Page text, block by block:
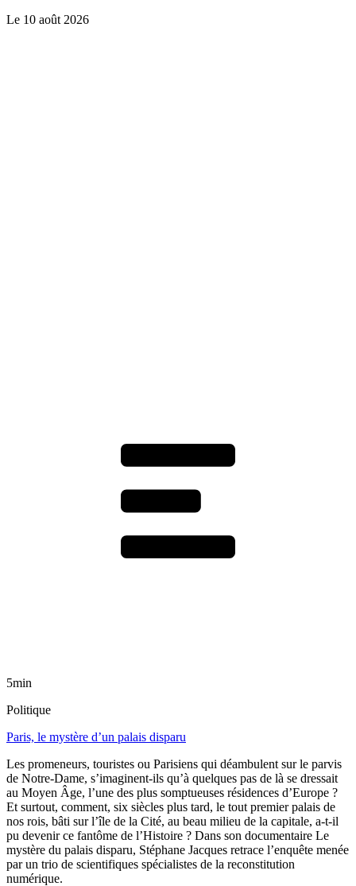
Le 10 août 2026
5min
Politique
Paris, le mystère d’un palais disparu
Les promeneurs, touristes ou Parisiens qui déambulent sur le parvis
de Notre-Dame, s’imaginent-ils qu’à quelques pas de là se dressait
au Moyen Âge, l’une des plus somptueuses résidences d’Europe ?
Et surtout, comment, six siècles plus tard, le tout premier palais de
nos rois, bâti sur l’île de la Cité, au beau milieu de la capitale, a-t-il
pu devenir ce fantôme de l’Histoire ? Dans son documentaire Le
mystère du palais disparu, Stéphane Jacques retrace l’enquête menée
par un trio de scientifiques spécialistes de la reconstitution
numérique.